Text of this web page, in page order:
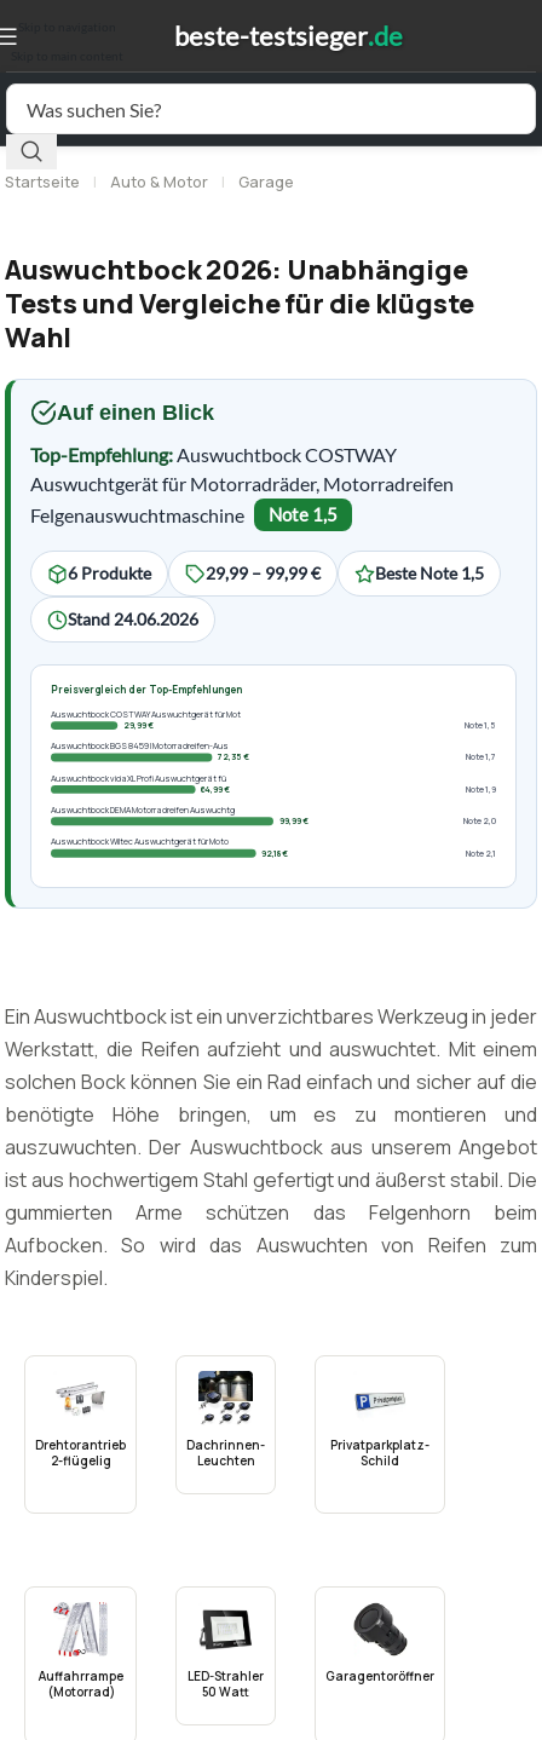
Startseite | Auto & Motor | Garage
Auswuchtbock 2026: Unabhängige
Tests und Vergleiche für die klügste
Wahl
Auf einen Blick
Top-Empfehlung:Auswuchtbock COSTWAY
Auswuchtgerät für Motorradräder, Motorradreifen
Felgenauswuchtmaschine
Note 1,5
6 Produkte 29,99 – 99,99 € Beste Note 1,5
Stand 24.06.2026
Preisvergleich der Top-Empfehlungen
Auswuchtbock COSTWAY Auswuchtgerät für Mot
29,99 €
Note 1,5
Auswuchtbock BGS 8459 | Motorradreifen-Aus
72,35 €
Note 1,7
Auswuchtbock vidaXL Profi Auswuchtgerät fü
64,99 €
Note 1,9
Auswuchtbock DEMA Motorradreifen Auswuchtg
99,99 €
Note 2,0
Auswuchtbock Wiltec Auswuchtgerät für Moto
92,18 €
Note 2,1
Ein Auswuchtbock ist ein unverzichtbares Werkzeug in jeder
Werkstatt, die Reifen aufzieht und auswuchtet. Mit einem
solchen Bock können Sie ein Rad einfach und sicher auf die
benötigte Höhe bringen, um es zu montieren und
auszuwuchten. Der Auswuchtbock aus unserem Angebot
ist aus hochwertigem Stahl gefertigt und äußerst stabil. Die
gummierten Arme schützen das Felgenhorn beim
Aufbocken. So wird das Auswuchten von Reifen zum
Kinderspiel.
Drehtorantrieb
2-flügelig
Dachrinnen-
Leuchten
Privatparkplatz-
Schild
Auffahrrampe
(Motorrad)
LED-Strahler
50 Watt
Garagentoröffner